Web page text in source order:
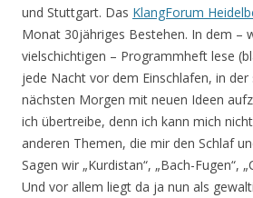
und Stuttgart. Das KlangForum
Monat 30jähriges Bestehen. In dem –
vielschichtigen – Programmheft lese
jede Nacht vor dem Einschlafen, in
nächsten Morgen mit neuen Ideen
ich übertreibe, denn ich kann mich
anderen Themen, die mir den Schlaf
Sagen wir „Kurdistan“, „Bach-Fugen“,
Und vor allem liegt da ja nun als